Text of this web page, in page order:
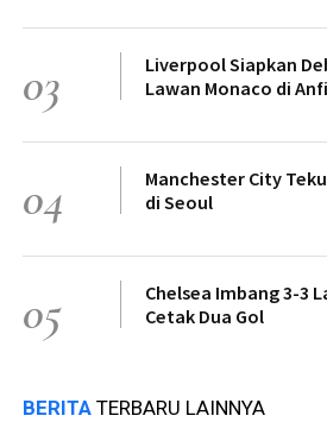
03
Liverpool Siapkan
Lawan Monaco di
04
Manchester City
di Seoul
05
Chelsea Imbang 3-3
Cetak Dua Gol
BERITA TERBARU LAINNYA